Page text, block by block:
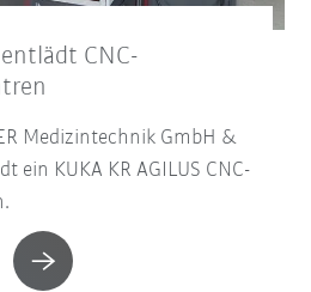
CNC-
Medizintechnik GmbH &
ein KUKA KR AGILUS CNC-